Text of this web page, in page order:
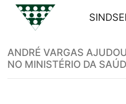
ANDRÉ VARGAS
NO MINISTÉRIO DA